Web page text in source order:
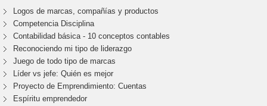
Logos de marcas, compañías y productos
Competencia Disciplina
Contabilidad básica - 10 conceptos contables
Reconociendo mi tipo de liderazgo
Juego de todo tipo de marcas
Líder vs jefe: Quién es mejor
Proyecto de Emprendimiento: Cuentas
Espíritu emprendedor